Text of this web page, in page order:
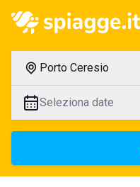
Porto Ceresio
Seleziona date